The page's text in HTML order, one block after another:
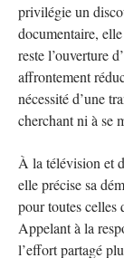
privilégie un
documentaire,
reste l’ouverture
affrontement
nécessité d’une
cherchant ni à se
À la télévision et
elle précise sa
pour toutes celles
Appelant à la
l’effort partagé